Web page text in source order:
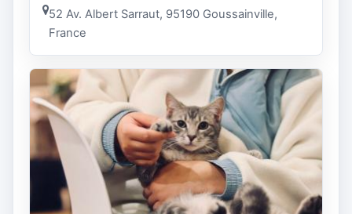
52 Av. Albert Sarraut, 95190 Goussainville,
France